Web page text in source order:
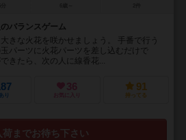
バランスゲーム
きな火花を咲かせましょう。 手番で行う
パーツに火花パーツを差し込むだけで
きたら、次の人に線香花...
り
36
お気に入り
91
持ってる
荷までお待ち下さい